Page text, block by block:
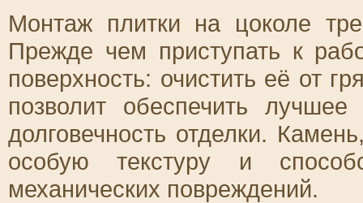
Монтаж плитки на цоколе
Прежде чем приступать к
поверхность: очистить её от
позволит обеспечить
долговечность отделки.
особую текстуру и
механических повреждений.